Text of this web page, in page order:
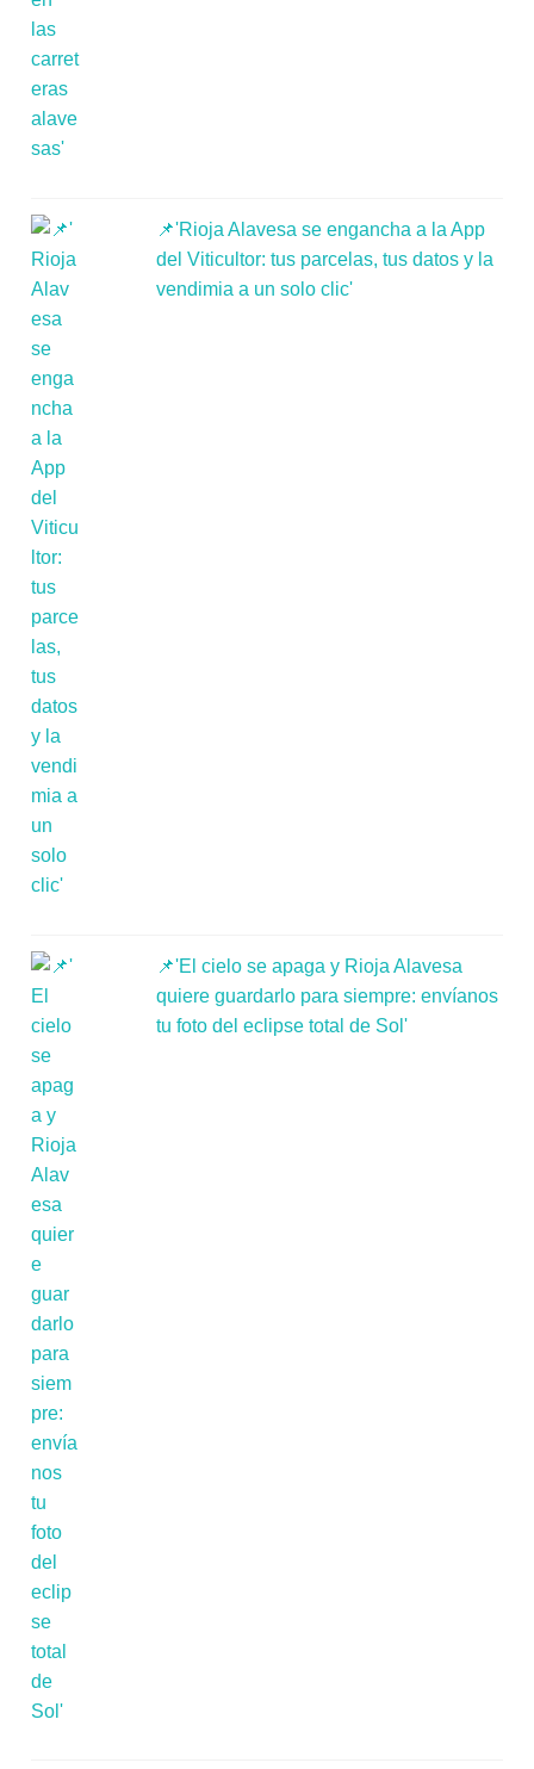
📌'Rioja Alavesa se engancha a la App
del Viticultor: tus parcelas, tus datos y la
vendimia a un solo clic'
📌'El cielo se apaga y Rioja Alavesa
quiere guardarlo para siempre: envíanos
tu foto del eclipse total de Sol'